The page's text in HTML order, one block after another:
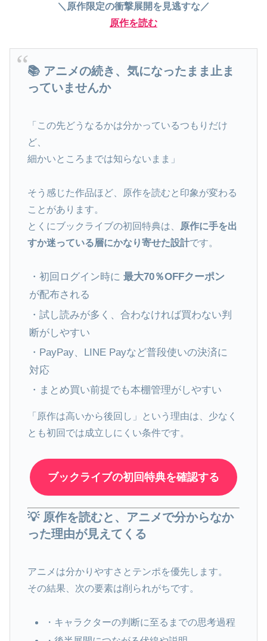
＼原作限定の衝撃展開を見逃すな／
原作を読む
📚 アニメの続き、気になったまま止ま
っていませんか
「この先どうなるかは分かっているつもりだけ
ど、
細かいところまでは知らないまま」
そう感じた作品ほど、原作を読むと印象が変わる
ことがあります。
とくにブックライブの初回特典は、
原作に手を出
すか迷っている層にかなり寄せた設計です。
・初回ログイン時に最大70％OFFクーポン
が配布される
・試し読みが多く、合わなければ買わない判
断がしやすい
・PayPay、LINE Payなど普段使いの決済に
対応
・まとめ買い前提でも本棚管理がしやすい
「原作は高いから後回し」という理由は、少なく
とも初回では成立しにくい条件です。
ブックライブの初回特典を確認する
💡 原作を読むと、アニメで分からなか
った理由が見えてくる
アニメは分かりやすさとテンポを優先します。
その結果、次の要素は削られがちです。
・キャラクターの判断に至るまでの思考過程